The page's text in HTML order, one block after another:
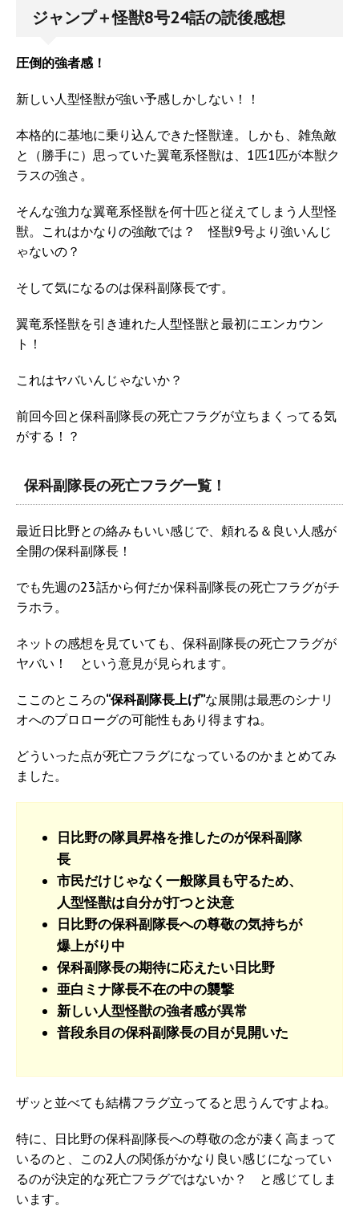
ジャンプ＋怪獣8号24話の読後感想
圧倒的強者感！
新しい人型怪獣が強い予感しかしない！！
本格的に基地に乗り込んできた怪獣達。しかも、雑魚敵
と（勝手に）思っていた翼竜系怪獣は、1匹1匹が本獣ク
ラスの強さ。
そんな強力な翼竜系怪獣を何十匹と従えてしまう人型怪
獣。これはかなりの強敵では？ 怪獣9号より強いんじ
ゃないの？
そして気になるのは保科副隊長です。
翼竜系怪獣を引き連れた人型怪獣と最初にエンカウン
ト！
これはヤバいんじゃないか？
前回今回と保科副隊長の死亡フラグが立ちまくってる気
がする！？
保科副隊長の死亡フラグ一覧！
最近日比野との絡みもいい感じで、頼れる＆良い人感が
全開の保科副隊長！
でも先週の23話から何だか保科副隊長の死亡フラグがチ
ラホラ。
ネットの感想を見ていても、保科副隊長の死亡フラグが
ヤバい！ という意見が見られます。
ここのところの“保科副隊長上げ”な展開は最悪のシナリ
オへのプロローグの可能性もあり得ますね。
どういった点が死亡フラグになっているのかまとめてみ
ました。
日比野の隊員昇格を推したのが保科副隊
長
市民だけじゃなく一般隊員も守るため、
人型怪獣は自分が打つと決意
日比野の保科副隊長への尊敬の気持ちが
爆上がり中
保科副隊長の期待に応えたい日比野
亜白ミナ隊長不在の中の襲撃
新しい人型怪獣の強者感が異常
普段糸目の保科副隊長の目が見開いた
ザッと並べても結構フラグ立ってると思うんですよね。
特に、日比野の保科副隊長への尊敬の念が凄く高まって
いるのと、この2人の関係がかなり良い感じになってい
るのが決定的な死亡フラグではないか？ と感じてしま
います。